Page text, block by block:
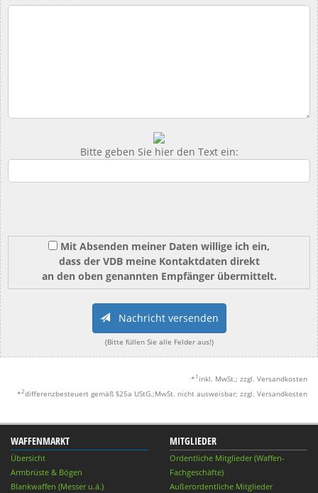
Bitte geben Sie hier den Text ein:
Mit Absenden meiner Daten willige ich ein,
dass der VDB meine Kontaktdaten direkt
an den oben genannten Empfänger übermittelt.
Nachricht versenden
(Bitte füllen Sie alle Felder aus!)
* 1 inkl. MwSt.; zzgl. Versandkosten
*2differenzbesteuert gemäß §25a UStG.;MwSt. nicht ausweisbar; zzgl. Versandkosten
WAFFENMARKT
Übersicht
Armbrüste & Bögen
Blankwaffen (Messer u.ä.)
MITGLIEDER
Ordentliche Mitglieder (Waffen-
Fachgeschäfte)
Außerordentliche Mitglieder